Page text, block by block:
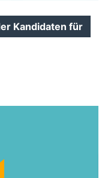
Kandidaten für